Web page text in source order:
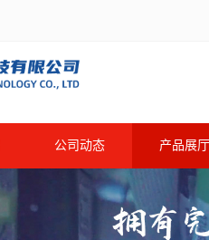
公司动态 产品展厅